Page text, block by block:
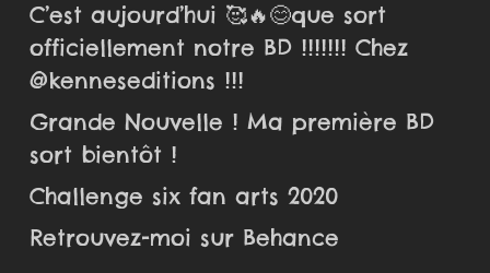
C’est aujourd’hui 🥰🔥😊que sort
officiellement notre BD !!!!!!! Chez
@kenneseditions !!!
Grande Nouvelle ! Ma première BD
sort bientôt !
Challenge six fan arts 2020
Retrouvez-moi sur Behance